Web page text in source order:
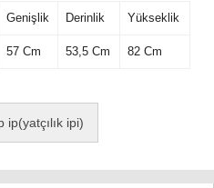
Genişlik Derinlik Yükseklik
57 Cm 53,5 Cm 82 Cm
ip(yatçılık ipi)